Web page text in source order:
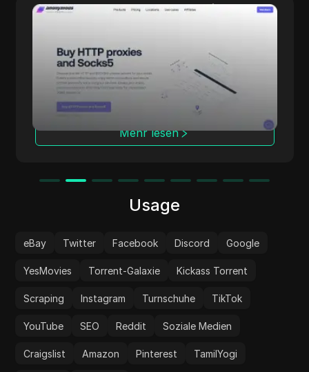
Anonymous Proxies
Proxy-Lösungen für alle, die Wert auf
Datenschutz, Performance und fein
abgestimmte Kontrolle legen. Mit
Rechenzentrums- und Residential-
Netzwerken, mehreren Protokollen und
Abdeckung in über 100 Ländern eignet sich
der Dienst für Aufgaben wie
Management, während Ihre Identität
Mehr lesen
Usage
eBay Twitter Facebook Discord Google
YesMovies Torrent-Galaxie Kickass Torrent
Scraping Instagram Turnschuhe TikTok
YouTube SEO Reddit Soziale Medien
Craigslist Amazon Pinterest TamilYogi